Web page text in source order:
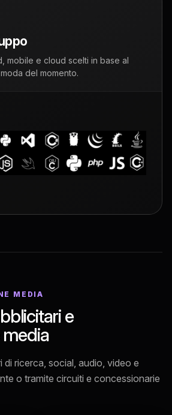
mobile e cloud scelti in base al
del momento.
MEDIA
e
di ricerca, social, audio, video e
o tramite circuiti e concessionarie